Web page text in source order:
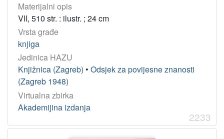
Materijalni opis
VII, 510 str. : ilustr. ; 24 cm
Vrsta građe
knjiga
Jedinica HAZU
Knjižnica (Zagreb) • Odsjek za povijesne znanosti
(Zagreb 1948)
Virtualna zbirka
Akademijina izdanja
2233